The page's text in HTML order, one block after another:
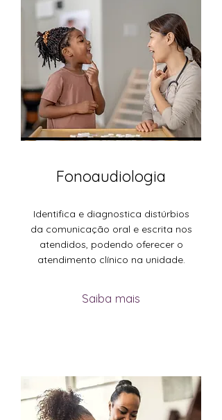
Fonoaudiologia
Identifica e diagnostica distúrbios
da comunicação oral e escrita nos
atendidos, podendo oferecer o
atendimento clínico na unidade.
Saiba mais